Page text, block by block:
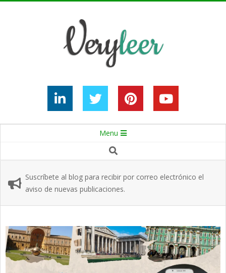
Menu
Search
Suscríbete al blog para recibir por correo electrónico el
aviso de nuevas publicaciones.